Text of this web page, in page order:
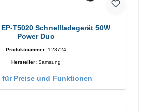
T5020 Schnellladegerät 50W
Power Duo
Produktnummer: 123724
Hersteller: Samsung
für Preise und Funktionen